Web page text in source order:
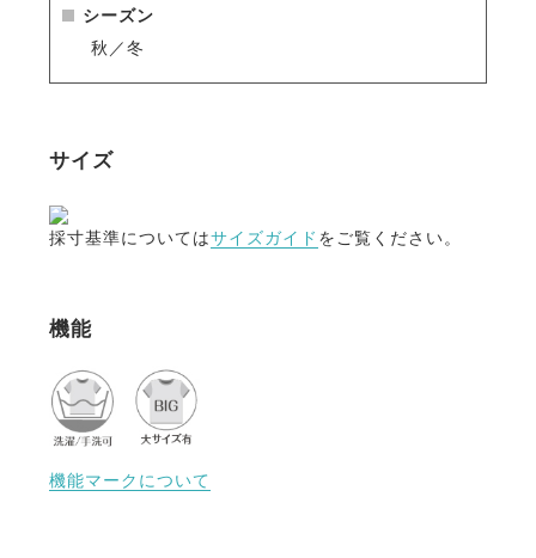
シーズン
秋／冬
サイズ
採寸基準についてはサイズガイド をご覧ください。
機能
機能マークについて